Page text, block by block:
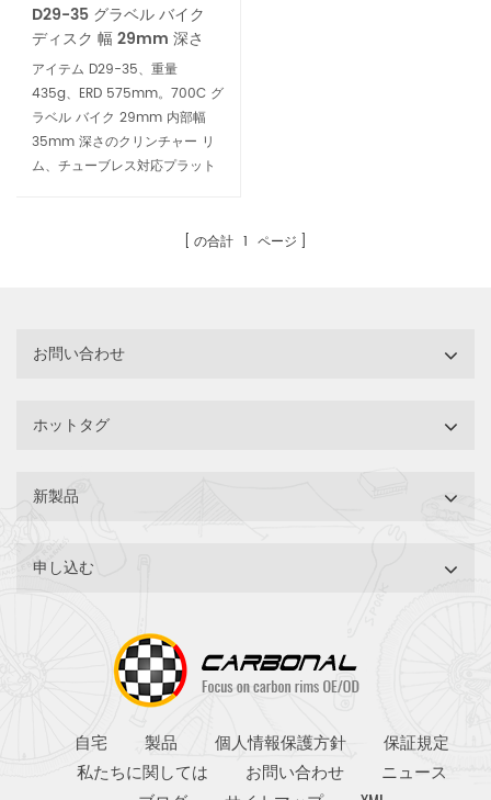
D29-35 グラベル バイク
ディスク 幅 29mm 深さ
35mm クリンチャー カー
ボン リム
アイテム D29-35、重量
435g、ERD 575mm。700C グ
ラベル バイク 29mm 内部幅
35mm 深さのクリンチャー リ
ム、チューブレス対応プラット
に幅の広いタイヤに適合しまの合計 1 ページ
お問い合わせ
ホットタグ
新製品
申し込む
自宅 製品 個人情報保護方針
保証規定
私たちに関しては
お問い合わせ
ニュース